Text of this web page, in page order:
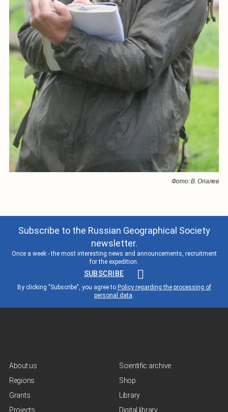
Фото: В. Опалев
Subscribe to the Russian Geographical Society
newsletter.
Once a week - the most interesting news and announcements, recruitment
for the expedition.
SUBSCRIBE
By clicking "Subscribe", you agree to Policy regarding the processing of
personal data.
About us
Regions
Grants
Projects
Scientific archive
Shop
Library
Digital library